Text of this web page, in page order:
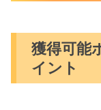
獲得可能
イント